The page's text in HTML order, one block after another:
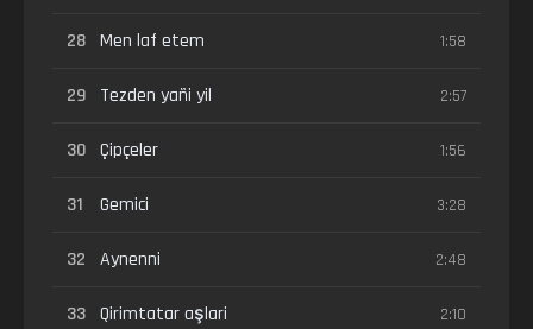
28 Men laf etem 1:58
29 Tezden yañi yil 2:57
30 Çipçeler 1:56
31 Gemici 3:28
32 Aynenni 2:48
33 Qirimtatar aşlari 2:10